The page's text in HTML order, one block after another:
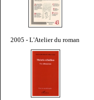
2005 - L'Atelier du roman